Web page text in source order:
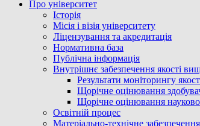
Про університет
Історія
Місія і візія університету
Ліцензування та акредитація
Нормативна база
Публічна інформація
Внутрішнє забезпечення якості
Результати моніторингу
Щорічне оцінювання
Щорічне оцінювання
Освітній процес
Матеріально-технічне